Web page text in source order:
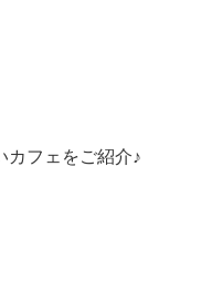
カフェをご紹介♪